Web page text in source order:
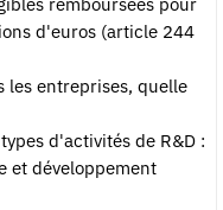
d'euros (article 244
les entreprises, quelle
d'activités de R&D :
et développement